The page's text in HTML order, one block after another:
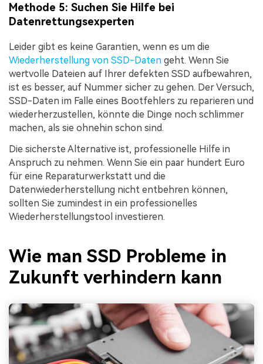
Methode 5: Suchen Sie Hilfe bei
Datenrettungsexperten
Leider gibt es keine Garantien, wenn es um die
Wiederherstellung von SSD-Daten geht. Wenn Sie
wertvolle Dateien auf Ihrer defekten SSD aufbewahren,
ist es besser, auf Nummer sicher zu gehen. Der Versuch,
SSD-Daten im Falle eines Bootfehlers zu reparieren und
wiederherzustellen, könnte die Dinge noch schlimmer
machen, als sie ohnehin schon sind.
Die sicherste Alternative ist, professionelle Hilfe in
Anspruch zu nehmen. Wenn Sie ein paar hundert Euro
für eine Reparaturwerkstatt und die
Datenwiederherstellung nicht entbehren können,
sollten Sie zumindest in ein professionelles
Wiederherstellungstool investieren.
Wie man SSD Probleme in
Zukunft verhindern kann